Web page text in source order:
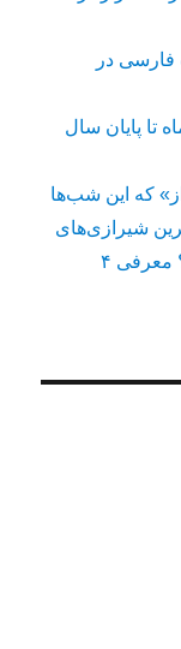
در
تا پایان سال
که این شب‌ها
شیرازی‌های
از کجا اکانت اسپاتیفای پرمیوم بخریم؟ معرفی ۴